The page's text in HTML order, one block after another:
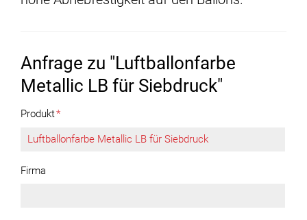
Anfrage zu "Luftballonfarbe
Metallic LB für Siebdruck"
Produkt*
Firma